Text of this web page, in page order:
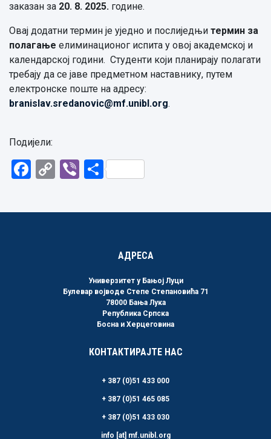
заказан за 20. 8. 2025. године.
Овај додатни термин је уједно и послиједњи термин за
полагање елиминационог испита у овој академској и
календарској години. Студенти који планирају полагати
требају да се јаве предметном наставнику, путем
електронске поште на адресу:
branislav.sredanovic@mf.unibl.org.
Подијели:
Facebook
CopyViberShare
АДРЕСА
Универзитет у Бањој Луци
Булевар војводе Степе Степановића 71
78000 Бања Лука
Република Српска
Босна и Херцеговина
КОНТАКТИРАЈТЕ НАС
+ 387 (0)51 433 000
+ 387 (0)51 465 085
+ 387 (0)51 433 030
info [at] mf.unibl.org